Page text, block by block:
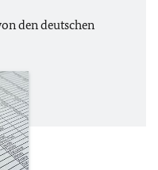
den deutschen